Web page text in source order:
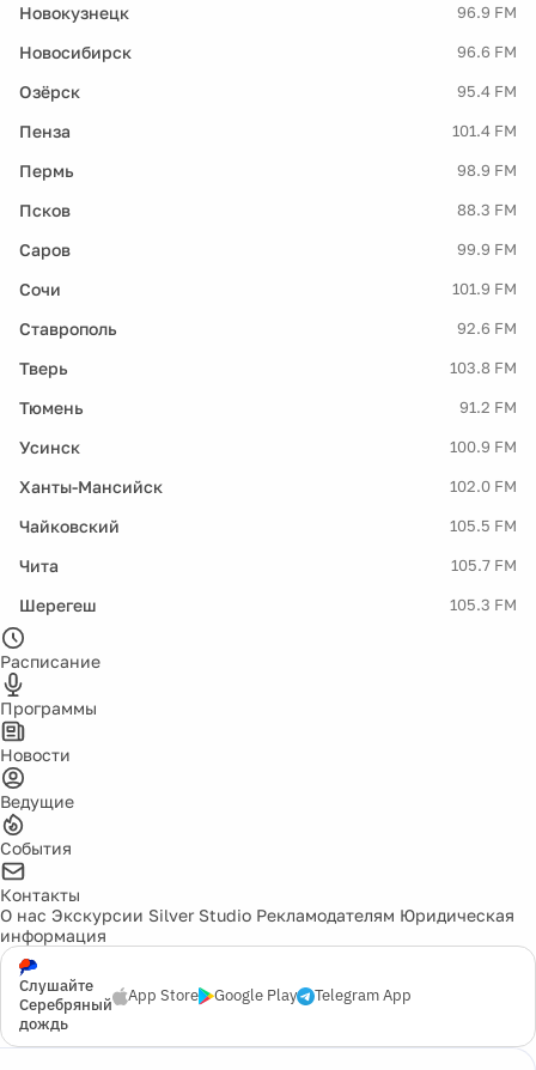
Новокузнецк 96.9 FM
Новосибирск 96.6 FM
Озёрск 95.4 FM
Пенза 101.4 FM
Пермь 98.9 FM
Псков 88.3 FM
Саров 99.9 FM
Сочи 101.9 FM
Ставрополь 92.6 FM
Тверь 103.8 FM
Тюмень 91.2 FM
Усинск 100.9 FM
Ханты-Мансийск 102.0 FM
Чайковский 105.5 FM
Чита 105.7 FM
Шерегеш 105.3 FM
Расписание
Программы
Новости
Ведущие
События
Контакты
О нас Экскурсии Silver Studio Рекламодателям Юридическая
информация
Слушайте
Серебряный
дождь
App Store Google Play Telegram App